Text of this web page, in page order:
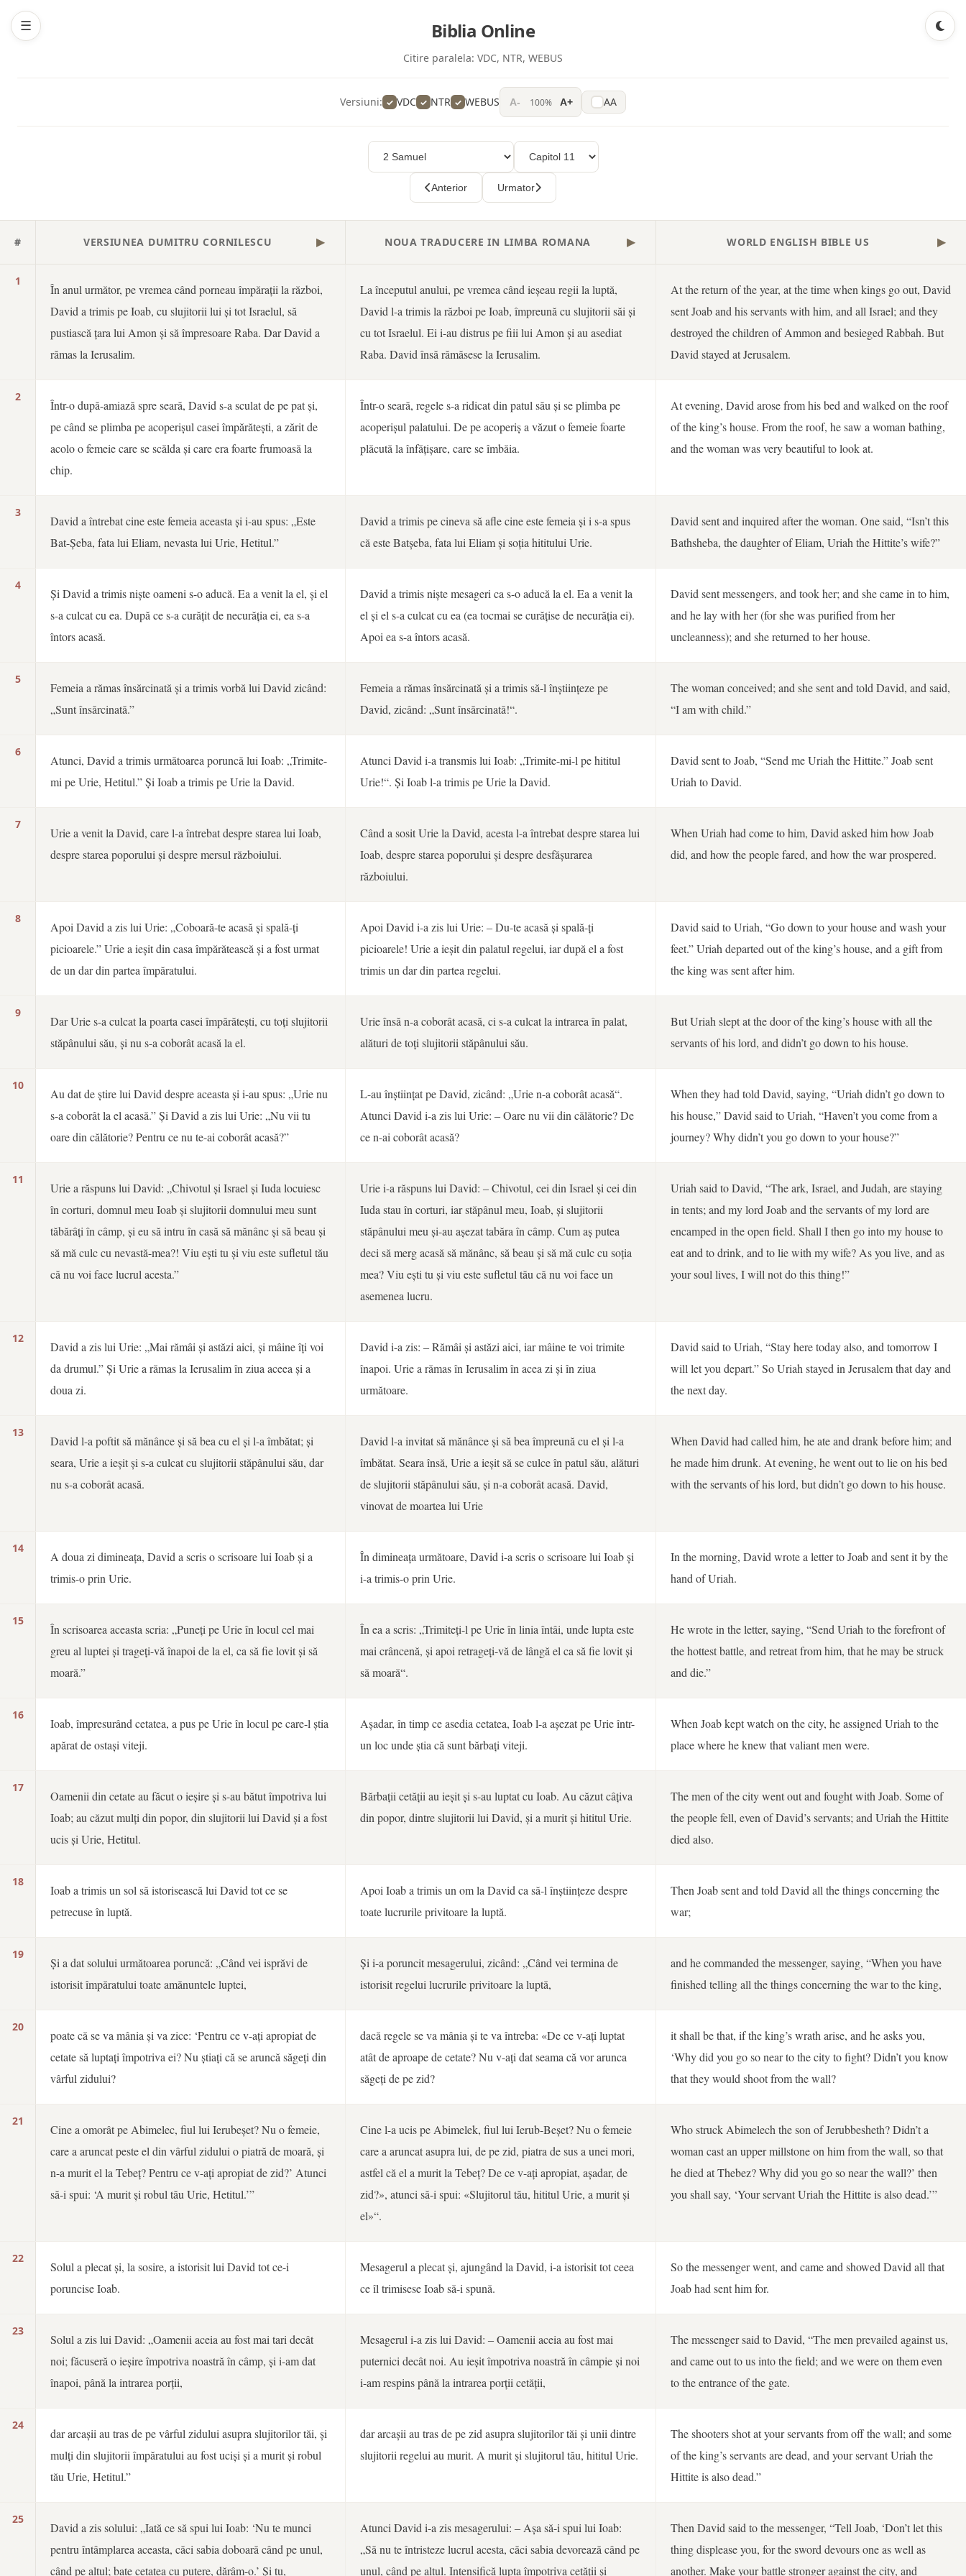
☰ Biblia Online
Citire paralela: VDC, NTR, WEBUS
Versiuni: VDC NTR WEBUS A- 100% A+ AA
Anterior Urmator
# VERSIUNEA DUMITRU CORNILESCU ▶ NOUA TRADUCERE IN LIMBA ROMANA ▶ WORLD ENGLISH BIBLE US ▶
1
În anul următor, pe vremea când porneau împărații la război,
David a trimis pe Ioab, cu slujitorii lui și tot Israelul, să
pustiască țara lui Amon și să împresoare Raba. Dar David a
rămas la Ierusalim.
La începutul anului, pe vremea când ieșeau regii la luptă,
David l-a trimis la război pe Ioab, împreună cu slujitorii săi și
cu tot Israelul. Ei i-au distrus pe fiii lui Amon și au asediat
Raba. David însă rămăsese la Ierusalim.
At the return of the year, at the time when kings go out, David
sent Joab and his servants with him, and all Israel; and they
destroyed the children of Ammon and besieged Rabbah. But
David stayed at Jerusalem.
2
Într-o după-amiază spre seară, David s-a sculat de pe pat și,
pe când se plimba pe acoperișul casei împărătești, a zărit de
acolo o femeie care se scălda și care era foarte frumoasă la
chip.
Într-o seară, regele s-a ridicat din patul său și se plimba pe
acoperișul palatului. De pe acoperiș a văzut o femeie foarte
plăcută la înfățișare, care se îmbăia.
At evening, David arose from his bed and walked on the roof
of the king’s house. From the roof, he saw a woman bathing,
and the woman was very beautiful to look at.
3
David a întrebat cine este femeia aceasta și i-au spus: „Este
Bat-Șeba, fata lui Eliam, nevasta lui Urie, Hetitul.”
David a trimis pe cineva să afle cine este femeia și i s-a spus
că este Batșeba, fata lui Eliam și soția hititului Urie.
David sent and inquired after the woman. One said, “Isn’t this
Bathsheba, the daughter of Eliam, Uriah the Hittite’s wife?”
4
Și David a trimis niște oameni s-o aducă. Ea a venit la el, și el
s-a culcat cu ea. După ce s-a curățit de necurăția ei, ea s-a
întors acasă.
David a trimis niște mesageri ca s-o aducă la el. Ea a venit la
el și el s-a culcat cu ea (ea tocmai se curățise de necurăția ei).
Apoi ea s-a întors acasă.
David sent messengers, and took her; and she came in to him,
and he lay with her (for she was purified from her
uncleanness); and she returned to her house.
5
Femeia a rămas însărcinată și a trimis vorbă lui David zicând:
„Sunt însărcinată.”
Femeia a rămas însărcinată și a trimis să-l înștiințeze pe
David, zicând: „Sunt însărcinată!“.
The woman conceived; and she sent and told David, and said,
“I am with child.”
6
Atunci, David a trimis următoarea poruncă lui Ioab: „Trimite-
mi pe Urie, Hetitul.” Și Ioab a trimis pe Urie la David.
Atunci David i-a transmis lui Ioab: „Trimite-mi-l pe hititul
Urie!“. Și Ioab l-a trimis pe Urie la David.
David sent to Joab, “Send me Uriah the Hittite.” Joab sent
Uriah to David.
7
Urie a venit la David, care l-a întrebat despre starea lui Ioab,
despre starea poporului și despre mersul războiului.
Când a sosit Urie la David, acesta l-a întrebat despre starea lui
Ioab, despre starea poporului și despre desfășurarea
războiului.
When Uriah had come to him, David asked him how Joab
did, and how the people fared, and how the war prospered.
8
Apoi David a zis lui Urie: „Coboară-te acasă și spală-ți
picioarele.” Urie a ieșit din casa împărătească și a fost urmat
de un dar din partea împăratului.
Apoi David i-a zis lui Urie: ‒ Du-te acasă și spală-ți
picioarele! Urie a ieșit din palatul regelui, iar după el a fost
trimis un dar din partea regelui.
David said to Uriah, “Go down to your house and wash your
feet.” Uriah departed out of the king’s house, and a gift from
the king was sent after him.
9
Dar Urie s-a culcat la poarta casei împărătești, cu toți slujitorii
stăpânului său, și nu s-a coborât acasă la el.
Urie însă n-a coborât acasă, ci s-a culcat la intrarea în palat,
alături de toți slujitorii stăpânului său.
But Uriah slept at the door of the king’s house with all the
servants of his lord, and didn’t go down to his house.
10
Au dat de știre lui David despre aceasta și i-au spus: „Urie nu
s-a coborât la el acasă.” Și David a zis lui Urie: „Nu vii tu
oare din călătorie? Pentru ce nu te-ai coborât acasă?”
L-au înștiințat pe David, zicând: „Urie n-a coborât acasă“.
Atunci David i-a zis lui Urie: ‒ Oare nu vii din călătorie? De
ce n-ai coborât acasă?
When they had told David, saying, “Uriah didn’t go down to
his house,” David said to Uriah, “Haven’t you come from a
journey? Why didn’t you go down to your house?”
11
Urie a răspuns lui David: „Chivotul și Israel și Iuda locuiesc
în corturi, domnul meu Ioab și slujitorii domnului meu sunt
tăbărâți în câmp, și eu să intru în casă să mănânc și să beau și
să mă culc cu nevastă-mea?! Viu ești tu și viu este sufletul tău
că nu voi face lucrul acesta.”
Urie i-a răspuns lui David: ‒ Chivotul, cei din Israel și cei din
Iuda stau în corturi, iar stăpânul meu, Ioab, și slujitorii
stăpânului meu și-au așezat tabăra în câmp. Cum aș putea
deci să merg acasă să mănânc, să beau și să mă culc cu soția
mea? Viu ești tu și viu este sufletul tău că nu voi face un
asemenea lucru.
Uriah said to David, “The ark, Israel, and Judah, are staying
in tents; and my lord Joab and the servants of my lord are
encamped in the open field. Shall I then go into my house to
eat and to drink, and to lie with my wife? As you live, and as
your soul lives, I will not do this thing!”
12
David a zis lui Urie: „Mai rămâi și astăzi aici, și mâine îți voi
da drumul.” Și Urie a rămas la Ierusalim în ziua aceea și a
doua zi.
David i-a zis: ‒ Rămâi și astăzi aici, iar mâine te voi trimite
înapoi. Urie a rămas în Ierusalim în acea zi și în ziua
următoare.
David said to Uriah, “Stay here today also, and tomorrow I
will let you depart.” So Uriah stayed in Jerusalem that day and
the next day.
13
David l-a poftit să mănânce și să bea cu el și l-a îmbătat; și
seara, Urie a ieșit și s-a culcat cu slujitorii stăpânului său, dar
nu s-a coborât acasă.
David l-a invitat să mănânce și să bea împreună cu el și l-a
îmbătat. Seara însă, Urie a ieșit să se culce în patul său, alături
de slujitorii stăpânului său, și n-a coborât acasă. David,
vinovat de moartea lui Urie
When David had called him, he ate and drank before him; and
he made him drunk. At evening, he went out to lie on his bed
with the servants of his lord, but didn’t go down to his house.
14
A doua zi dimineața, David a scris o scrisoare lui Ioab și a
trimis-o prin Urie.
În dimineața următoare, David i-a scris o scrisoare lui Ioab și
i-a trimis-o prin Urie.
In the morning, David wrote a letter to Joab and sent it by the
hand of Uriah.
15
În scrisoarea aceasta scria: „Puneți pe Urie în locul cel mai
greu al luptei și trageți-vă înapoi de la el, ca să fie lovit și să
moară.”
În ea a scris: „Trimiteți-l pe Urie în linia întâi, unde lupta este
mai crâncenă, și apoi retrageți-vă de lângă el ca să fie lovit și
să moară“.
He wrote in the letter, saying, “Send Uriah to the forefront of
the hottest battle, and retreat from him, that he may be struck
and die.”
16
Ioab, împresurând cetatea, a pus pe Urie în locul pe care-l știa
apărat de ostași viteji.
Așadar, în timp ce asedia cetatea, Ioab l-a așezat pe Urie într-
un loc unde știa că sunt bărbați viteji.
When Joab kept watch on the city, he assigned Uriah to the
place where he knew that valiant men were.
17
Oamenii din cetate au făcut o ieșire și s-au bătut împotriva lui
Ioab; au căzut mulți din popor, din slujitorii lui David și a fost
ucis și Urie, Hetitul.
Bărbații cetății au ieșit și s-au luptat cu Ioab. Au căzut câțiva
din popor, dintre slujitorii lui David, și a murit și hititul Urie.
The men of the city went out and fought with Joab. Some of
the people fell, even of David’s servants; and Uriah the Hittite
died also.
18
Ioab a trimis un sol să istorisească lui David tot ce se
petrecuse în luptă.
Apoi Ioab a trimis un om la David ca să-l înștiințeze despre
toate lucrurile privitoare la luptă.
Then Joab sent and told David all the things concerning the
war;
19
Și a dat solului următoarea poruncă: „Când vei isprăvi de
istorisit împăratului toate amănuntele luptei,
Și i-a poruncit mesagerului, zicând: „Când vei termina de
istorisit regelui lucrurile privitoare la luptă,
and he commanded the messenger, saying, “When you have
finished telling all the things concerning the war to the king,
20
poate că se va mânia și va zice: ‘Pentru ce v-ați apropiat de
cetate să luptați împotriva ei? Nu știați că se aruncă săgeți din
vârful zidului?
dacă regele se va mânia și te va întreba: «De ce v-ați luptat
atât de aproape de cetate? Nu v-ați dat seama că vor arunca
săgeți de pe zid?
it shall be that, if the king’s wrath arise, and he asks you,
‘Why did you go so near to the city to fight? Didn’t you know
that they would shoot from the wall?
21
Cine a omorât pe Abimelec, fiul lui Ierubeșet? Nu o femeie,
care a aruncat peste el din vârful zidului o piatră de moară, și
n-a murit el la Tebeț? Pentru ce v-ați apropiat de zid?’ Atunci
să-i spui: ‘A murit și robul tău Urie, Hetitul.’”
Cine l-a ucis pe Abimelek, fiul lui Ierub-Beșet? Nu o femeie
care a aruncat asupra lui, de pe zid, piatra de sus a unei mori,
astfel că el a murit la Tebeț? De ce v-ați apropiat, așadar, de
zid?», atunci să-i spui: «Slujitorul tău, hititul Urie, a murit și
el»“.
Who struck Abimelech the son of Jerubbesheth? Didn’t a
woman cast an upper millstone on him from the wall, so that
he died at Thebez? Why did you go so near the wall?’ then
you shall say, ‘Your servant Uriah the Hittite is also dead.’”
22
Solul a plecat și, la sosire, a istorisit lui David tot ce-i
poruncise Ioab.
Mesagerul a plecat și, ajungând la David, i-a istorisit tot ceea
ce îl trimisese Ioab să-i spună.
So the messenger went, and came and showed David all that
Joab had sent him for.
23
Solul a zis lui David: „Oamenii aceia au fost mai tari decât
noi; făcuseră o ieșire împotriva noastră în câmp, și i-am dat
înapoi, până la intrarea porții,
Mesagerul i-a zis lui David: ‒ Oamenii aceia au fost mai
puternici decât noi. Au ieșit împotriva noastră în câmpie și noi
i-am respins până la intrarea porții cetății,
The messenger said to David, “The men prevailed against us,
and came out to us into the field; and we were on them even
to the entrance of the gate.
24
dar arcașii au tras de pe vârful zidului asupra slujitorilor tăi, și
mulți din slujitorii împăratului au fost uciși și a murit și robul
tău Urie, Hetitul.”
dar arcașii au tras de pe zid asupra slujitorilor tăi și unii dintre
slujitorii regelui au murit. A murit și slujitorul tău, hititul Urie.
The shooters shot at your servants from off the wall; and some
of the king’s servants are dead, and your servant Uriah the
Hittite is also dead.”
25
David a zis solului: „Iată ce să spui lui Ioab: ‘Nu te munci
pentru întâmplarea aceasta, căci sabia doboară când pe unul,
când pe altul; bate cetatea cu putere, dărâm-o.’ Și tu,
Atunci David i-a zis mesagerului: ‒ Așa să-i spui lui Ioab:
„Să nu te întristeze lucrul acesta, căci sabia devorează când pe
unul, când pe altul. Intensifică lupta împotriva cetății și
Then David said to the messenger, “Tell Joab, ‘Don’t let this
thing displease you, for the sword devours one as well as
another. Make your battle stronger against the city, and